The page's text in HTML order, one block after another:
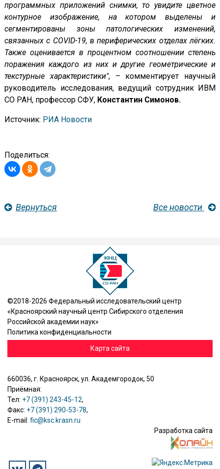
программных приложений снимки, то увидите цветное
контурное изображение, на котором выделены и
сегментированы зоны патологических изменений,
связанных с COVID-19, в периферических отделах лёгких.
Также оценивается в процентном соотношении степень
поражения каждого из них и другие геометрические и
текстурные характеристики", – комментирует научный
руководитель исследования, ведущий сотрудник ИВМ
СО РАН, профессор СФУ, Константин Симонов.
Источник: РИА Новости
Поделиться:
Вернуться Все новости
©2018-2026 Федеральный исследовательский центр
«Красноярский научный центр Сибирского отделения
Российской академии наук»
Политика конфиденциальности
Карта сайта
660036, г. Красноярск, ул. Академгородок, 50
Приёмная:
Тел: +7 (391) 243-45-12,
Факс: +7 (391) 290-53-78,
E-mail: fic@ksc.krasn.ru
Разработка сайта